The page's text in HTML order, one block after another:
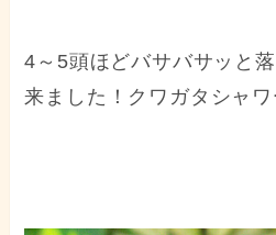
4～5頭ほどバサバサッと
来ました！クワガタシャワ